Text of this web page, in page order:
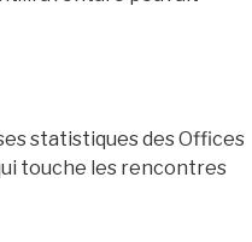
statistiques des Offices
touche les rencontres